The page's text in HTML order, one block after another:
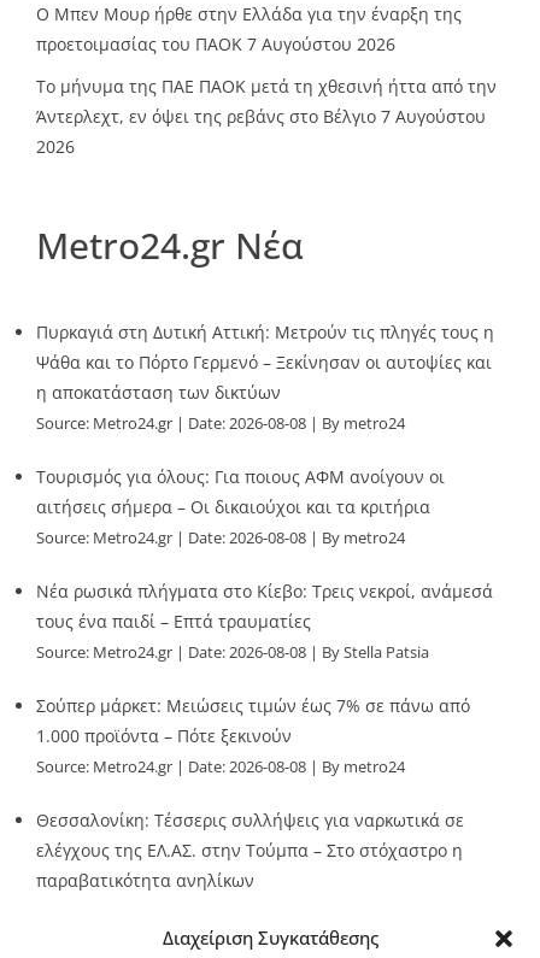
Διαχείριση Συγκατάθεσης
O Mπεν Μουρ ήρθε στην Ελλάδα για την έναρξη της
προετοιμασίας του ΠΑΟΚ 7 Αυγούστου 2026
Το μήνυμα της ΠΑΕ ΠΑΟΚ μετά τη χθεσινή ήττα από την
Άντερλεχτ, εν όψει της ρεβάνς στο Βέλγιο 7 Αυγούστου
2026
Metro24.gr Νέα
Πυρκαγιά στη Δυτική Αττική: Μετρούν τις πληγές τους η
Ψάθα και το Πόρτο Γερμενό – Ξεκίνησαν οι αυτοψίες και
η αποκατάσταση των δικτύων
Source: Metro24.gr Date: 2026-08-08 By metro24
Τουρισμός για όλους: Για ποιους ΑΦΜ ανοίγουν οι
αιτήσεις σήμερα – Οι δικαιούχοι και τα κριτήρια
Source: Metro24.gr Date: 2026-08-08 By metro24
Νέα ρωσικά πλήγματα στο Κίεβο: Τρεις νεκροί, ανάμεσά
τους ένα παιδί – Επτά τραυματίες
Source: Metro24.gr Date: 2026-08-08 By Stella Patsia
Σούπερ μάρκετ: Μειώσεις τιμών έως 7% σε πάνω από
1.000 προϊόντα – Πότε ξεκινούν
Source: Metro24.gr Date: 2026-08-08 By metro24
Θεσσαλονίκη: Τέσσερις συλλήψεις για ναρκωτικά σε
ελέγχους της ΕΛ.ΑΣ. στην Τούμπα – Στο στόχαστρο η
παραβατικότητα ανηλίκων